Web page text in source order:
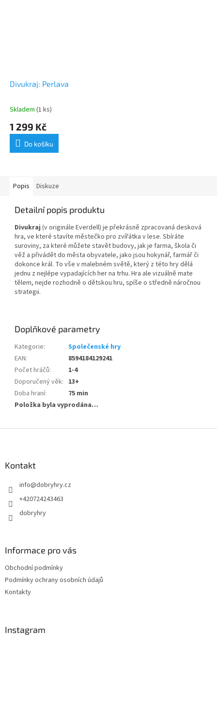
Divukraj: Perlava
Skladem (1 ks)
1 299 Kč
Do košíku
Popis Diskuze
Detailní popis produktu
Divukraj (v originále Everdell) je překrásně zpracovaná desková
hra, ve které stavíte městečko pro zvířátka v lese. Sbíráte
suroviny, za které můžete stavět budovy, jak je farma, škola či
věž a přivádět do města obyvatele, jako jsou hokynář, farmář či
dokonce král. To vše v malebném světě, který z této hry dělá
jednu z nejlépe vypadajících her na trhu. Hra ale vizuálně mate
tělem, nejde rozhodně o dětskou hru, spíše o středně náročnou
strategii.
Doplňkové parametry
Kategorie:
Společenské hry
EAN:
8594184129241
Počet hráčů:
1-4
Doporučený věk: 13+
Doba hraní:
75 min
Položka byla vyprodána…
Kontakt
info@dobryhry.cz
+420724243463
dobryhry
Informace pro vás
Obchodní podmínky
Podmínky ochrany osobních údajů
Kontakty
Instagram